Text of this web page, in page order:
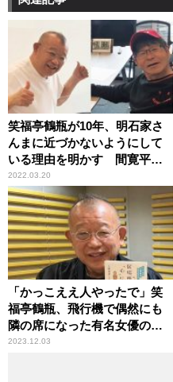
笑福亭鶴瓶が10年、明石家さ
んまに近づかないようにして
いる理由を明かす 間寛平も
理解
2022.03.20
「かっこええ人やったで」笑
福亭鶴瓶、飛行機で偶然にも
隣の席になった有名女優の夫
に好印象
2023.12.03